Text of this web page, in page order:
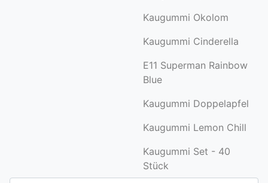
Kaugummi Okolom
Kaugummi Cinderella
E11 Superman Rainbow
Blue
Kaugummi Doppelapfel
Kaugummi Lemon Chill
Kaugummi Set - 40
Stück